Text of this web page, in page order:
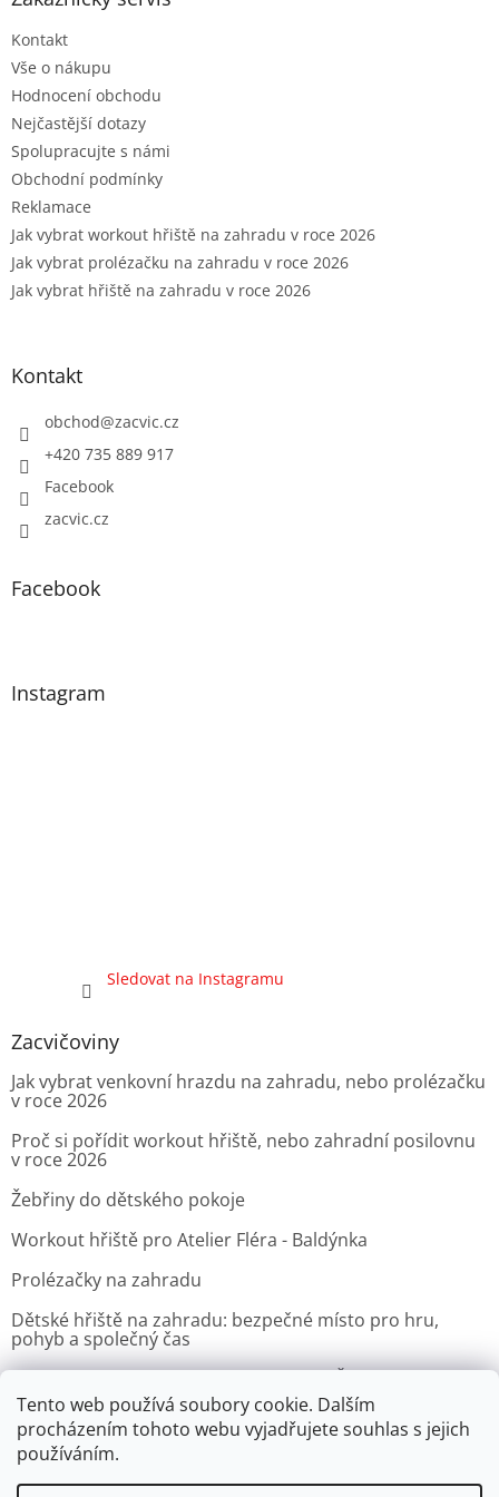
Tento web používá soubory cookie. Dalším
procházením tohoto webu vyjadřujete souhlas s jejich
používáním.
Kontakt
Vše o nákupu
Hodnocení obchodu
Nejčastější dotazy
Spolupracujte s námi
Obchodní podmínky
Reklamace
Jak vybrat workout hřiště na zahradu v roce 2026
Jak vybrat prolézačku na zahradu v roce 2026
Jak vybrat hřiště na zahradu v roce 2026
Kontakt
obchod@zacvic.cz
+420 735 889 917
Facebook
zacvic.cz
Facebook
Instagram
Sledovat na Instagramu
Zacvičoviny
Jak vybrat venkovní hrazdu na zahradu, nebo prolézačku
v roce 2026
Proč si pořídit workout hřiště, nebo zahradní posilovnu
v roce 2026
Žebřiny do dětského pokoje
Workout hřiště pro Atelier Fléra - Baldýnka
Prolézačky na zahradu
Dětské hřiště na zahradu: bezpečné místo pro hru,
pohyb a společný čas
republiky v Praze
ARCHIV